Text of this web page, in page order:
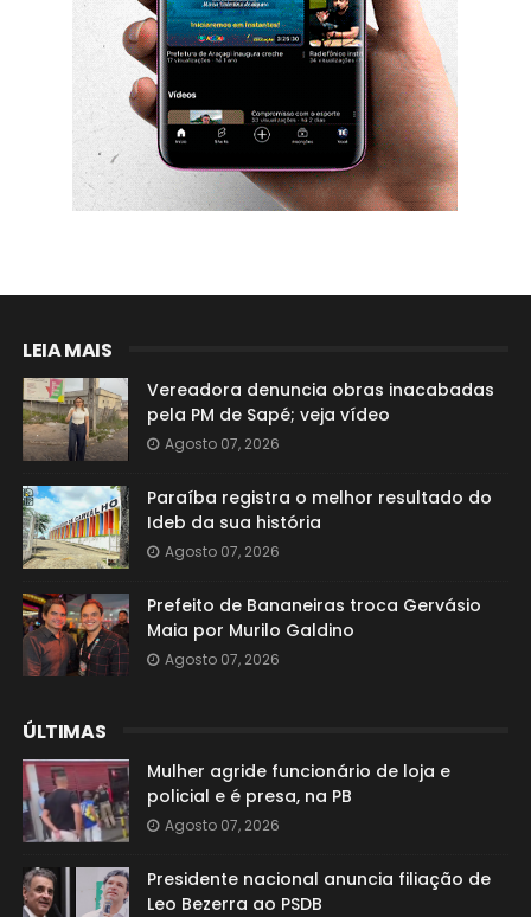
LEIA MAIS
Vereadora denuncia obras inacabadas
pela PM de Sapé; veja vídeo
Agosto 07, 2026
Paraíba registra o melhor resultado do
Ideb da sua história
Agosto 07, 2026
Prefeito de Bananeiras troca Gervásio
Maia por Murilo Galdino
Agosto 07, 2026
ÚLTIMAS
Mulher agride funcionário de loja e
policial e é presa, na PB
Agosto 07, 2026
Presidente nacional anuncia filiação de
Leo Bezerra ao PSDB